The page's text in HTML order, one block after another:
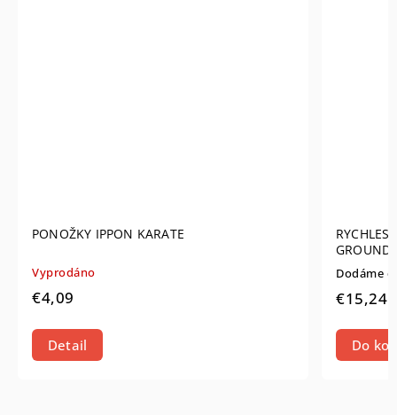
RYCHLESCHNOUJCÍ OSUŠKA COPACABANA